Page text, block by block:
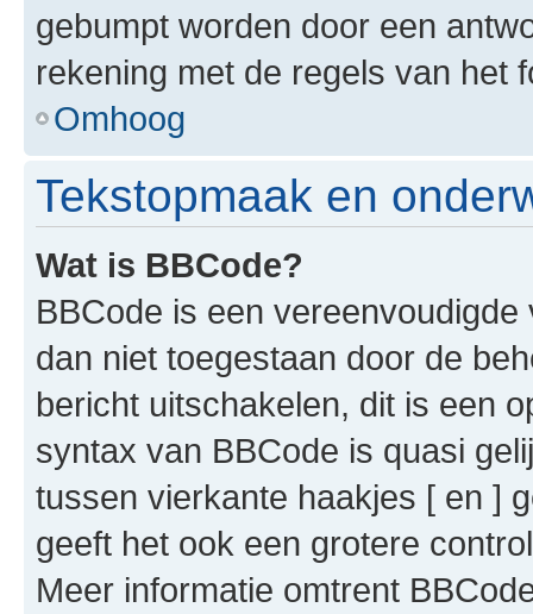
gebumpt worden door een
rekening met de regels van het
Omhoog
Tekstopmaak en
Wat is BBCode?
BBCode is een
dan niet toegestaan door de
bericht uitschakelen, dit is een
syntax van BBCode is quasi
tussen vierkante haakjes [ en ]
geeft het ook een grotere
Meer informatie omtrent